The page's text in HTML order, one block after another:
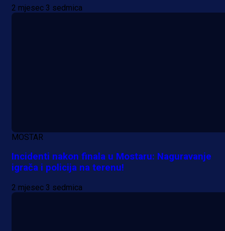
2 mjesec 3 sedmica
MOSTAR
Incidenti nakon finala u Mostaru: Naguravanje
igrača i policija na terenu!
2 mjesec 3 sedmica